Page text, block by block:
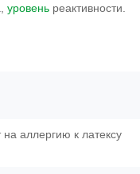
уровень реактивности.
на аллергию к латексу